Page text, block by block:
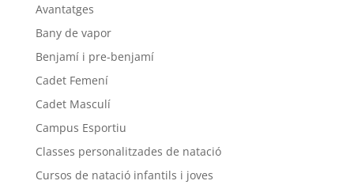
Avantatges
Bany de vapor
Benjamí i pre-benjamí
Cadet Femení
Cadet Masculí
Campus Esportiu
Classes personalitzades de natació
Cursos de natació infantils i joves